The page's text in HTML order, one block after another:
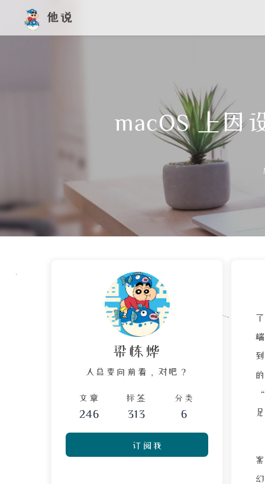
他说
macOS 上因
梁栋烨
人总要向前看，对吧？
文章
246
标签
313
分类
6
订阅我